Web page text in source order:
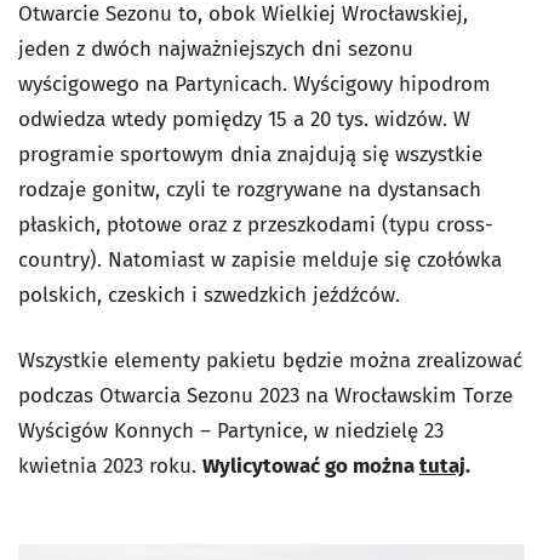
Otwarcie Sezonu to, obok Wielkiej Wrocławskiej,
jeden z dwóch najważniejszych dni sezonu
wyścigowego na Partynicach. Wyścigowy hipodrom
odwiedza wtedy pomiędzy 15 a 20 tys. widzów. W
programie sportowym dnia znajdują się wszystkie
rodzaje gonitw, czyli te rozgrywane na dystansach
płaskich, płotowe oraz z przeszkodami (typu cross-
country). Natomiast w zapisie melduje się czołówka
polskich, czeskich i szwedzkich jeźdźców.
Wszystkie elementy pakietu będzie można zrealizować
podczas Otwarcia Sezonu 2023 na Wrocławskim Torze
Wyścigów Konnych – Partynice, w niedzielę 23
kwietnia 2023 roku. Wylicytować go możnatutaj.